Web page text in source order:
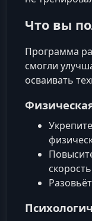
Что вы
Программа
смогли
осваивать